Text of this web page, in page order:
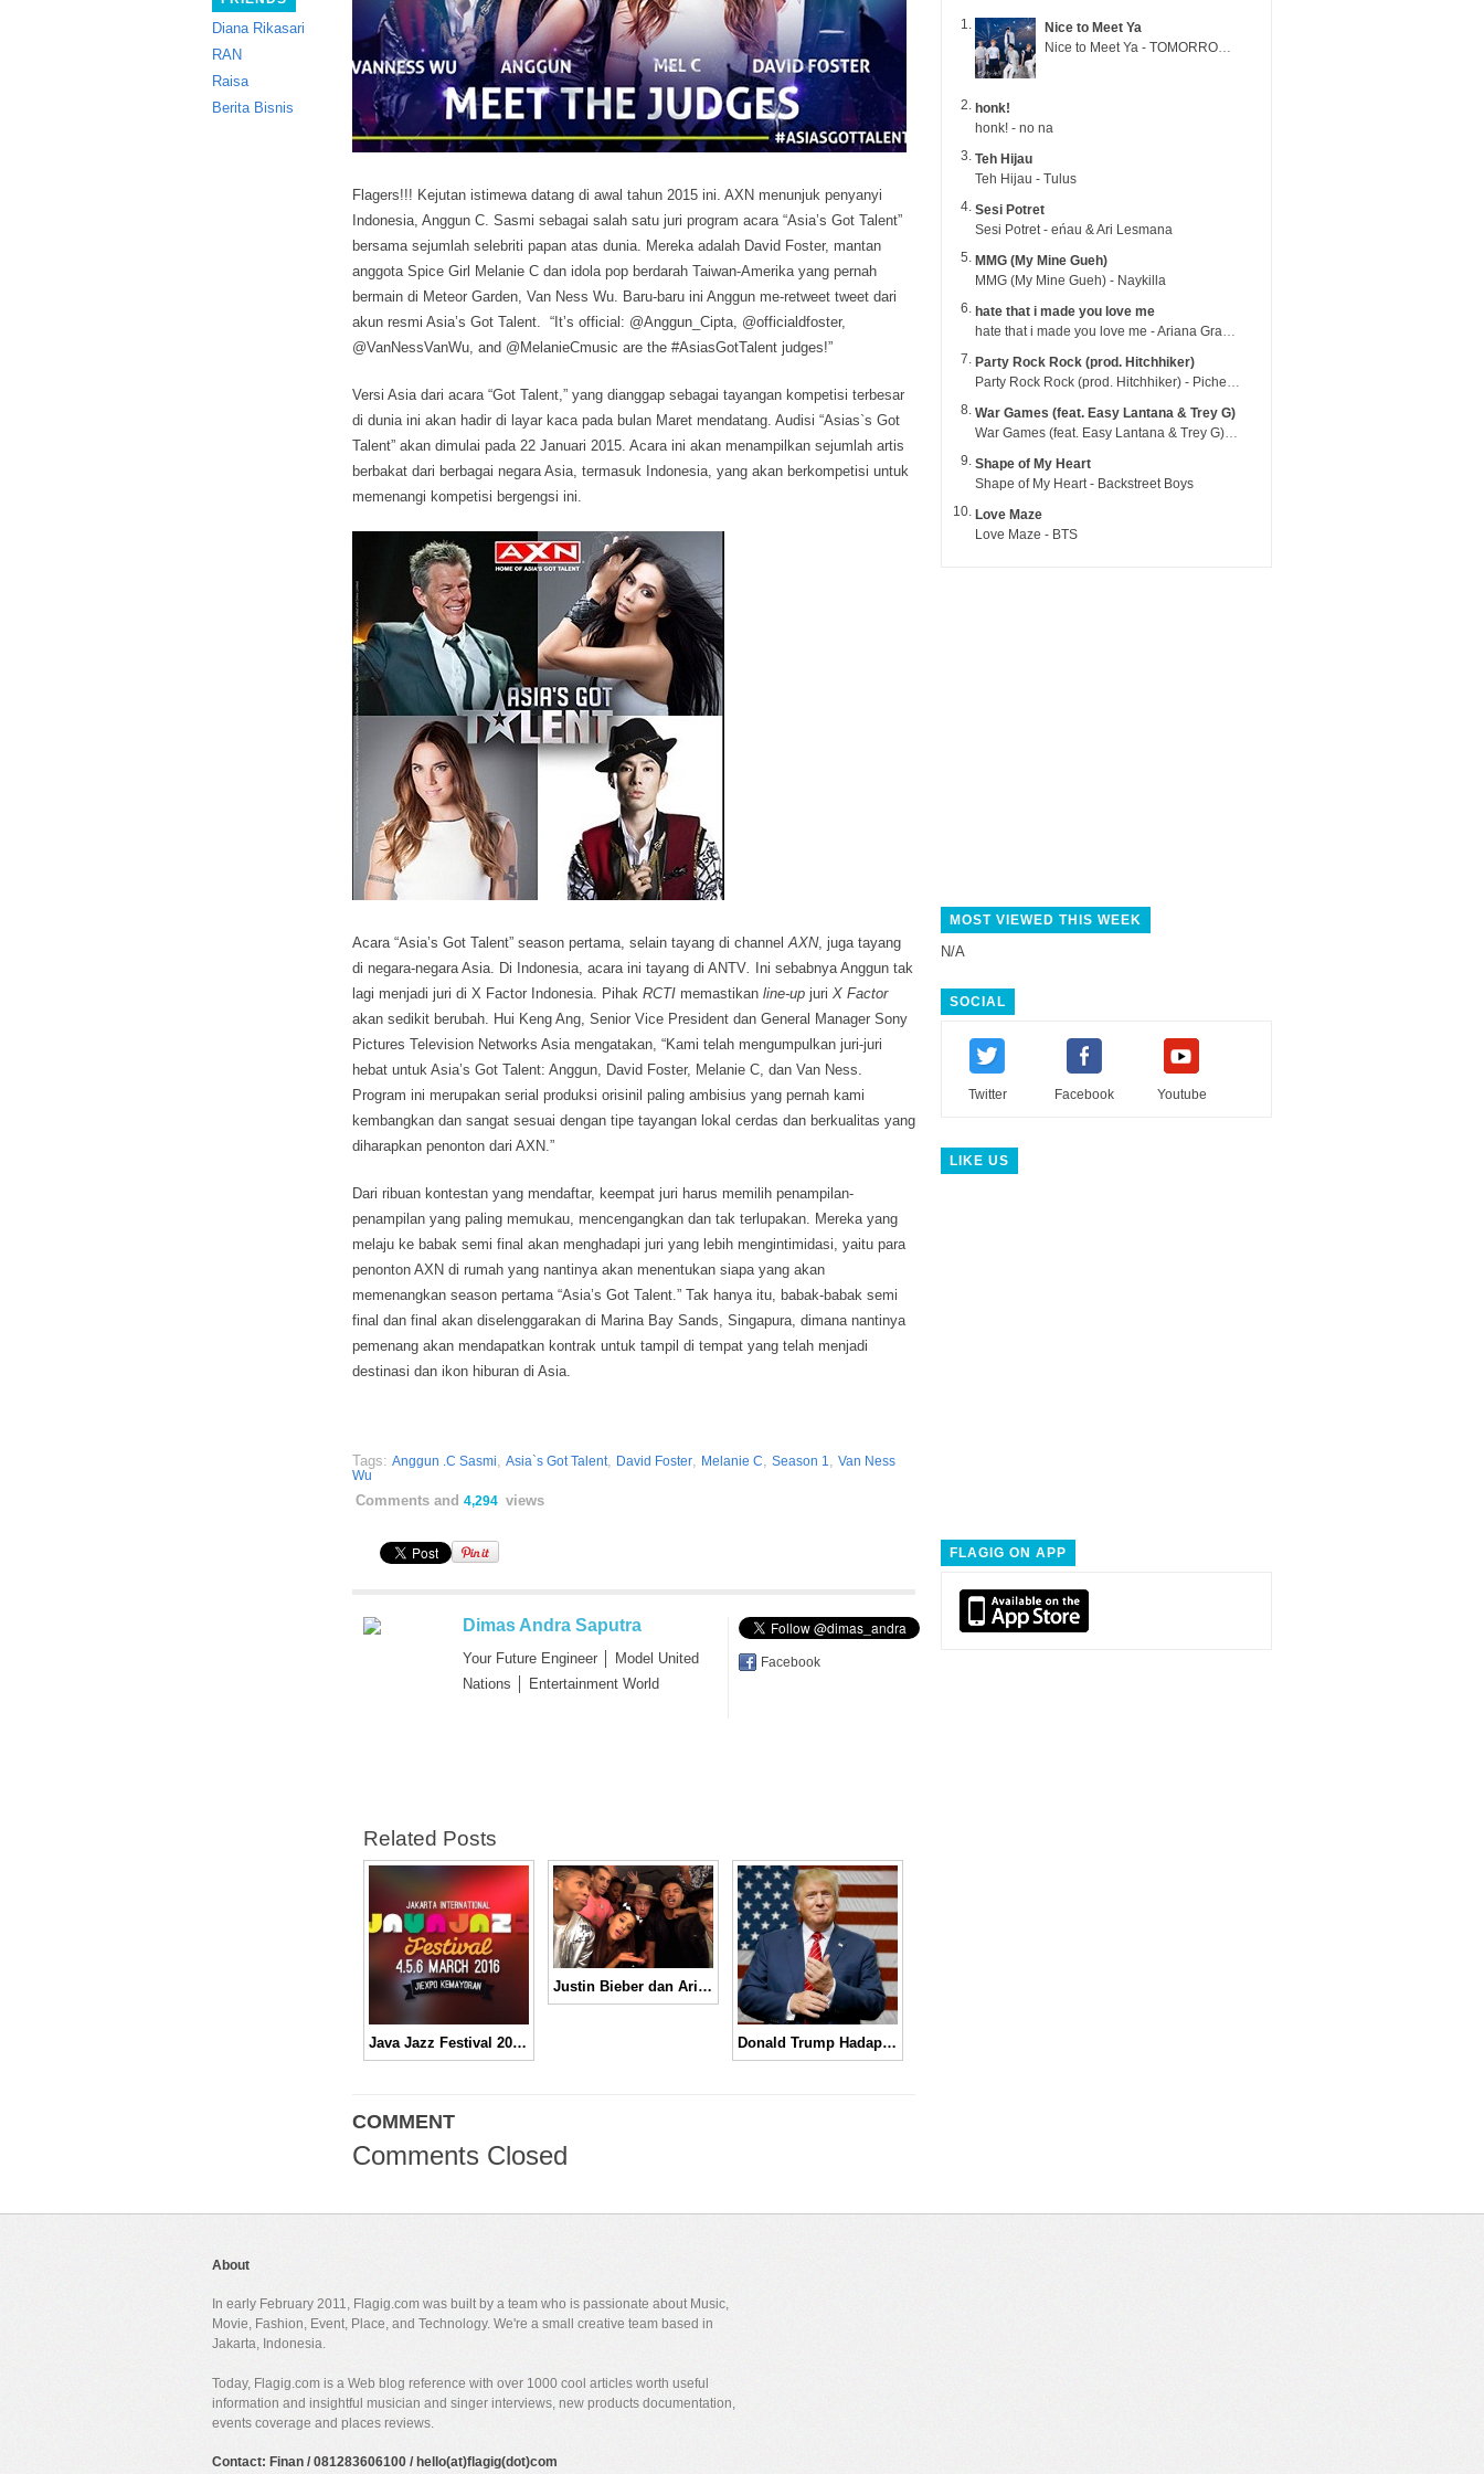
Diana Rikasari
RAN
Raisa
Berita Bisnis
Flagers!!! Kejutan istimewa datang di awal tahun 2015 ini. AXN menunjuk penyanyi
Indonesia, Anggun C. Sasmi sebagai salah satu juri program acara “Asia’s Got Talent”
bersama sejumlah selebriti papan atas dunia. Mereka adalah David Foster, mantan
anggota Spice Girl Melanie C dan idola pop berdarah Taiwan-Amerika yang pernah
bermain di Meteor Garden, Van Ness Wu. Baru-baru ini Anggun me-retweet tweet dari
akun resmi Asia’s Got Talent. “It’s official: @Anggun_Cipta, @officialdfoster,
@VanNessVanWu, and @MelanieCmusic are the #AsiasGotTalent judges!”
Versi Asia dari acara “Got Talent,” yang dianggap sebagai tayangan kompetisi terbesar
di dunia ini akan hadir di layar kaca pada bulan Maret mendatang. Audisi “Asias`s Got
Talent” akan dimulai pada 22 Januari 2015. Acara ini akan menampilkan sejumlah artis
berbakat dari berbagai negara Asia, termasuk Indonesia, yang akan berkompetisi untuk
memenangi kompetisi bergengsi ini.
Acara “Asia’s Got Talent” season pertama, selain tayang di channelAXN, juga tayang
di negara-negara Asia. Di Indonesia, acara ini tayang di ANTV.
Ini sebabnya Anggun tak
lagi menjadi juri di X Factor Indonesia. Pihak RCTI memastikan line-up juri X Factor
akan sedikit berubah. Hui Keng Ang, Senior Vice President dan General Manager Sony
Pictures Television Networks Asia mengatakan, “Kami telah mengumpulkan juri-juri
hebat untuk Asia’s Got Talent: Anggun, David Foster, Melanie C, dan Van Ness.
Program ini merupakan serial produksi orisinil paling ambisius yang pernah kami
kembangkan dan sangat sesuai dengan tipe tayangan lokal cerdas dan berkualitas yang
diharapkan penonton dari AXN.”
Dari ribuan kontestan yang mendaftar, keempat juri harus memilih penampilan-
penampilan yang paling memukau, mencengangkan dan tak terlupakan. Mereka yang
melaju ke babak semi final akan menghadapi juri yang lebih mengintimidasi, yaitu para
penonton AXN di rumah yang nantinya akan menentukan siapa yang akan
memenangkan season pertama “Asia’s Got Talent.” Tak hanya itu, babak-babak semi
final dan final akan diselenggarakan di Marina Bay Sands, Singapura, dimana nantinya
pemenang akan mendapatkan kontrak untuk tampil di tempat yang telah menjadi
destinasi dan ikon hiburan di Asia.
Tags: Anggun .C Sasmi, Asia`s Got Talent, David Foster, Melanie C, Season 1, Van Ness
Wu
Comments and 4,294 views
Dimas Andra Saputra
Your Future Engineer │ Model United
Nations │ Entertainment World
Facebook
Related Posts
Java Jazz Festival 2016 Siap Digelar dan Suguhkan Konsep Baru
Justin Bieber dan Ariana Grande Menggila Bersama di Video “I Really Like You” Versi Lib Dub
Donald Trump Hadapi Penolakan Musisi Papan Atas Dunia di Acara Pelantikannya
COMMENT
Comments Closed
Nice to Meet Ya
Nice to Meet Ya - TOMORROW X TOGETHER
honk!
honk! - no na
Teh Hijau
Teh Hijau - Tulus
Sesi Potret
Sesi Potret - eńau & Ari Lesmana
MMG (My Mine Gueh)
MMG (My Mine Gueh) - Naykilla
hate that i made you love me
hate that i made you love me - Ariana Grande
Party Rock Rock (prod. Hitchhiker)
Party Rock Rock (prod. Hitchhiker) - Picheolin
War Games (feat. Easy Lantana & Trey G)
War Games (feat. Easy Lantana & Trey G) - Trub
Shape of My Heart
Shape of My Heart - Backstreet Boys
Love Maze
Love Maze - BTS
MOST VIEWED THIS WEEK
N/A
SOCIAL
Twitter Facebook Youtube
LIKE US
FLAGIG ON APP
About
In early February 2011, Flagig.com was built by a team who is passionate about Music,
Movie, Fashion, Event, Place, and Technology. We're a small creative team based in
Jakarta, Indonesia.
Today, Flagig.com is a Web blog reference with over 1000 cool articles worth useful
information and insightful musician and singer interviews, new products documentation,
events coverage and places reviews.
Contact: Finan / 081283606100 / hello(at)flagig(dot)com